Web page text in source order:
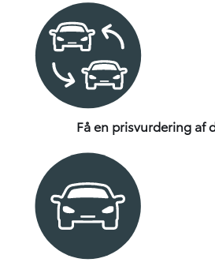
Få en prisvurdering af